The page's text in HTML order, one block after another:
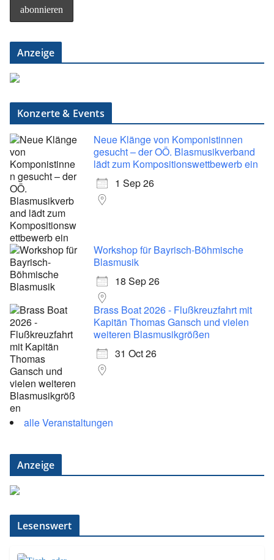
Anzeige
Konzerte & Events
Neue Klänge von Komponistinnen
gesucht – der OÖ. Blasmusikverband
lädt zum Kompositionswettbewerb ein
1 Sep 26
Workshop für Bayrisch-Böhmische
Blasmusik
18 Sep 26
Brass Boat 2026 - Flußkreuzfahrt mit
Kapitän Thomas Gansch und vielen
weiteren Blasmusikgrößen
31 Oct 26
alle Veranstaltungen
Anzeige
Lesenswert